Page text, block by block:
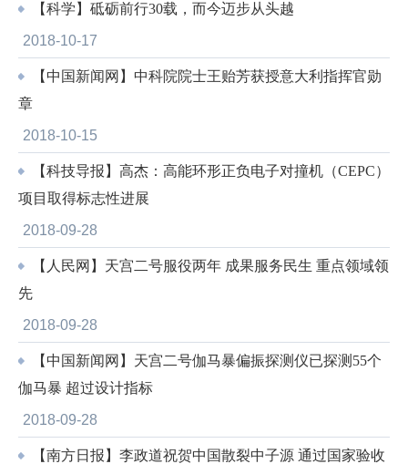
【科学】砥砺前行30载，而今迈步从头越
2018-10-17
【中国新闻网】中科院院士王贻芳获授意大利指挥官勋
章
2018-10-15
【科技导报】高杰：高能环形正负电子对撞机（CEPC）
项目取得标志性进展
2018-09-28
【人民网】天宫二号服役两年 成果服务民生 重点领域领
先
2018-09-28
【中国新闻网】天宫二号伽马暴偏振探测仪已探测55个
伽马暴 超过设计指标
2018-09-28
【南方日报】李政道祝贺中国散裂中子源 通过国家验收